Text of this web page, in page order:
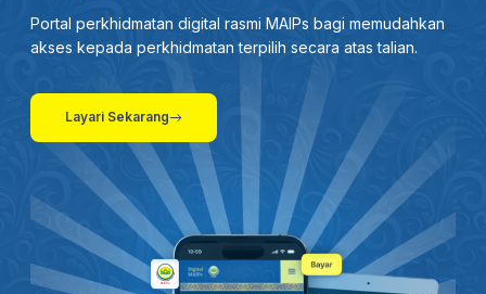
19 APRIL 2026 - BERITA SEMASA 3
31 MAC 2026 -BTH- KEUSAHAWANAN DIGITAL: 25 ASNAF DIBIMBING PUSAT KECEMERLANGAN PENDIDIKAN FAIZUDDIN
26 MAC 2026 - BERITA PERDANA- SOLAT SUNAT AL-ISTISQA' RAJA PERLIS BERSAMA HAMPIR 1,000 JEMAAH TUNAI
Portal perkhidmatan digital rasmi MAIPs bagi memudahkan
akses kepada perkhidmatan terpilih secara atas talian.
Layari Sekarang